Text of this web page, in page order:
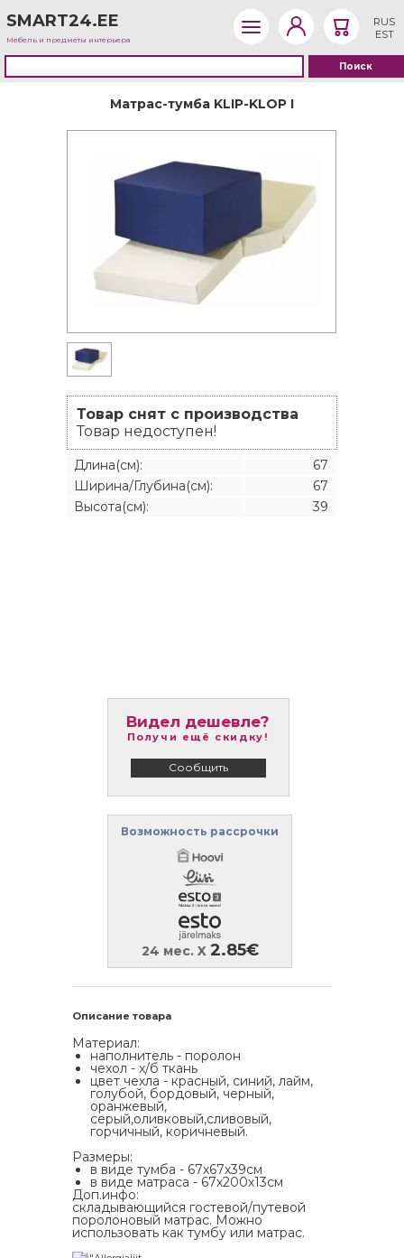
SMART24.EE
Мебель и предметы интерьера
RUS
EST
Матрас-тумба KLIP-KLOP I
Товар снят с производства
Товар недоступен!
Длина(см):
67
Ширина/Глубина(см):
67
Высота(см):
39
Видел дешевле?
Получи ещё скидку!
Сообщить
Возможность рассрочки
24 мес. X 2.85€
Описание товара
Материал:
наполнитель - поролон
чехол - х/б ткань
цвет чехла - красный, синий, лайм,
голубой, бордовый, черный,
оранжевый,
серый,оливковый,сливовый,
горчичный, коричневый.
Размеры:
в виде тумба - 67х67х39см
в виде матраса - 67х200х13см
Доп.инфо:
складывающийся гостевой/путевой
поролоновый матрас. Можно
использовать как тумбу или матрас.